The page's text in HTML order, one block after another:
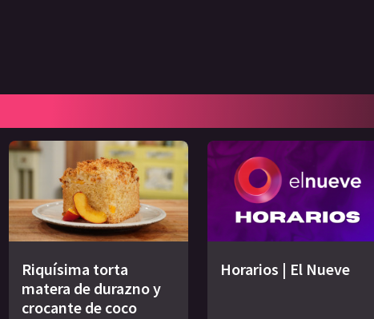
Riquísima torta
matera de durazno y
crocante de coco
Horarios | El Nueve